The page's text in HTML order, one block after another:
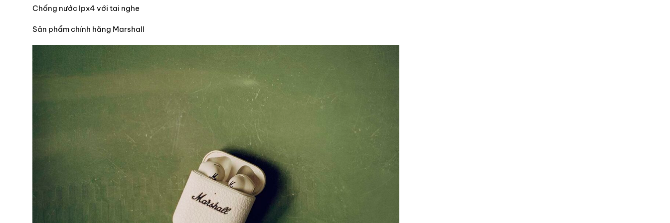
Chống nước Ipx4 với tai nghe
Sản phẩm chính hãng Marshall